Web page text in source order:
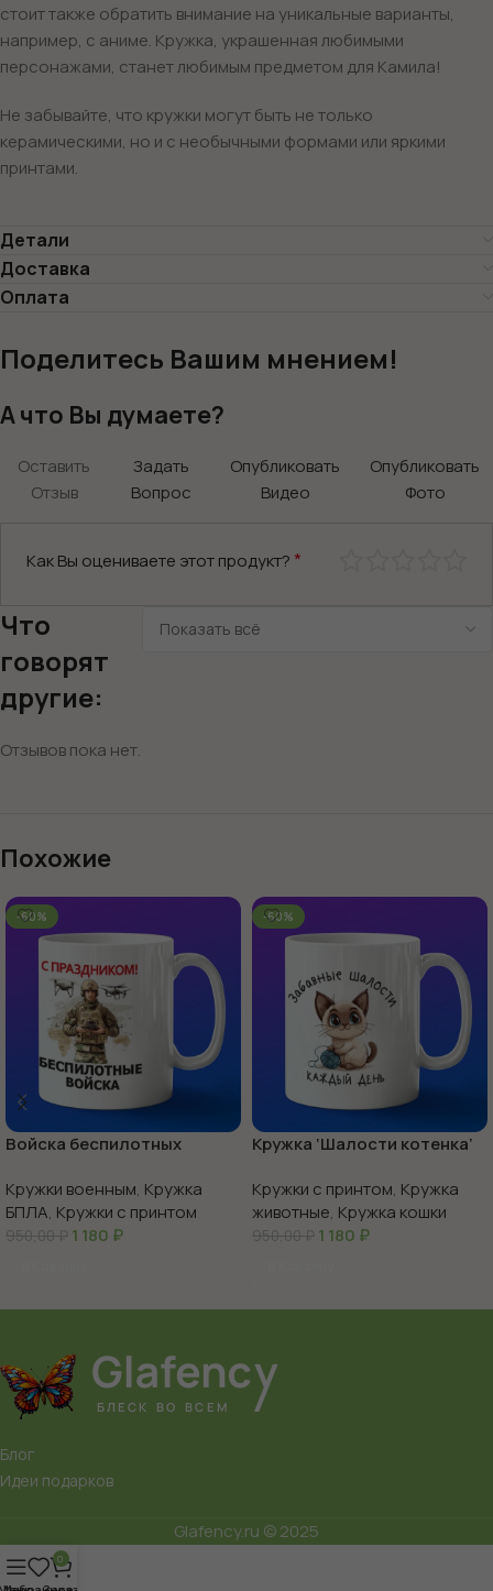
стоит также обратить внимание на уникальные варианты,
например, с аниме. Кружка, украшенная любимыми
персонажами, станет любимым предметом для Камила!
Не забывайте, что кружки могут быть не только
керамическими, но и с необычными формами или яркими
принтами.
Детали
Доставка
Оплата
Поделитесь Вашим мнением!
А что Вы думаете?
Оставить
Отзыв
Задать
Вопрос
Опубликовать
Видео
Опубликовать
Фото
Как Вы оцениваете этот продукт? *
Что
говорят
другие:
Отзывов пока нет.
Похожие
-60%
Войска беспилотных
Кружки военным, Кружка
БПЛА, Кружки с принтом
950,00₽ 1 180 ₽
-60%
Кружка ‘Шалости котенка’
Кружки с принтом, Кружка
животные, Кружка кошки
950,00₽ 1 180 ₽
Блог
Идеи подарков
Glafency.ru © 2025
0